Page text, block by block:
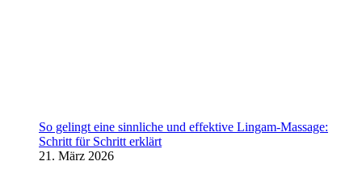
So gelingt eine sinnliche und effektive Lingam-Massage:
Schritt für Schritt erklärt
21. März 2026